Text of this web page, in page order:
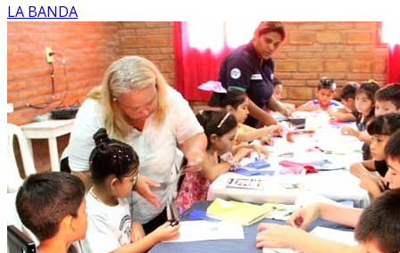
LA BANDA